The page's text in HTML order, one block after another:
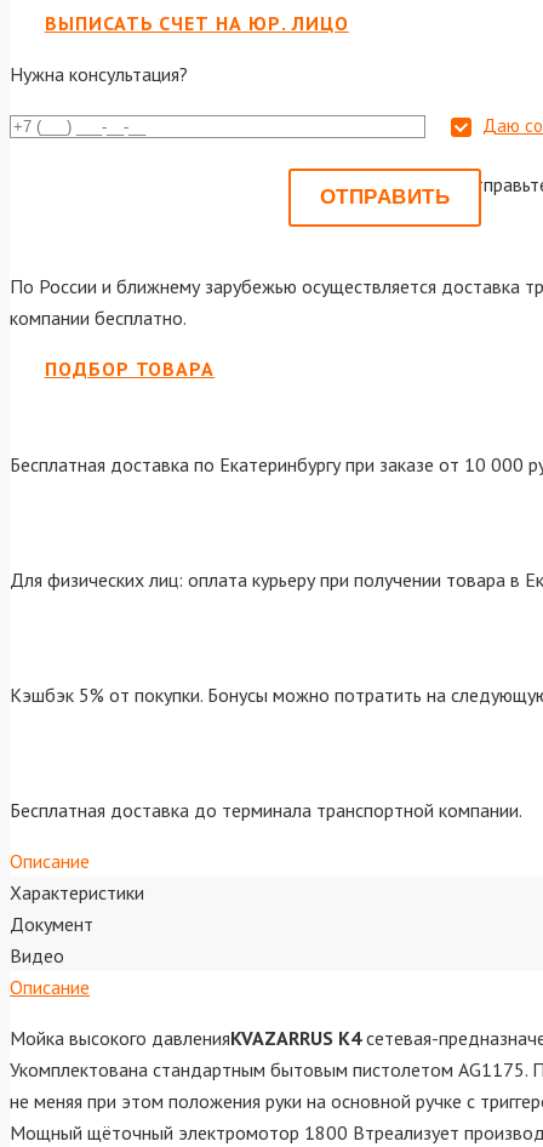
ВЫПИСАТЬ СЧЕТ НА ЮР. ЛИЦО
Нужна консультация?
Даю
Или
По России и ближнему зарубежью осуществляется доставка
компании бесплатно.
ПОДБОР ТОВАРА
Бесплатная доставка по Екатеринбургу при заказе от 10 000
Для физических лиц: оплата курьеру при получении товара в
Кэшбэк 5% от покупки. Бонусы можно потратить на
Бесплатная доставка до терминала транспортной компании.
Описание
Характеристики
Документ
Видео
Описание
Мойка высокого давленияKVAZARRUS K4сетевая-
Укомплектована стандартным бытовым пистолетом AG1175.
не меняя при этом положения руки на основной ручке с
Мощный щёточный электромотор 1800 Втреализует